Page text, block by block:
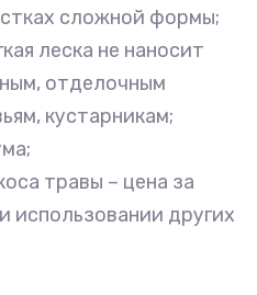
сложной формы;
леска не наносит
отделочным
кустарникам;
травы – цена за
использовании других